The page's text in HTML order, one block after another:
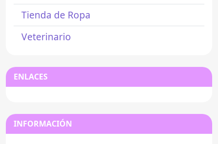
Tienda de Ropa
Veterinario
ENLACES
INFORMACIÓN